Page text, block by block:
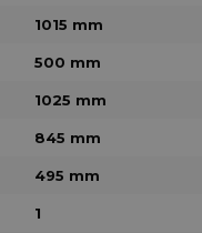
1015 mm
500 mm
1025 mm
845 mm
495 mm
1